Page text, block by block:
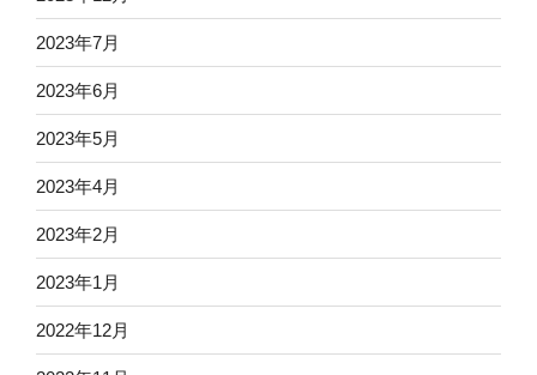
2023年7月
2023年6月
2023年5月
2023年4月
2023年2月
2023年1月
2022年12月